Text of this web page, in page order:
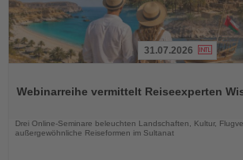
die
31.07.2026
Webinarreihe vermittelt Reiseexperten
Drei Online-Seminare beleuchten Landschaften, Kultur,
außergewöhnliche Reiseformen im Sultanat